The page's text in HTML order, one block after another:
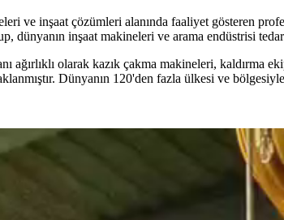
ve inşaat çözümleri alanında faaliyet gösteren
dünyanın inşaat makineleri ve arama endüstrisi
ağırlıklı olarak kazık çakma makineleri, kaldırma
Dünyanın 120'den fazla ülkesi ve